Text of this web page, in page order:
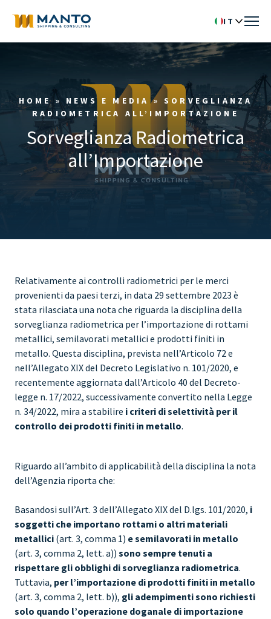
IT
HOME » NEWS E MEDIA »SORVEGLIANZA
RADIOMETRICA ALL’IMPORTAZIONE
Sorveglianza Radiometrica
all’Importazione
Relativamente ai controlli radiometrici per le merci
provenienti da paesi terzi, in data 29 settembre 2023 è
stata rilasciata una nota che riguarda la disciplina della
sorveglianza radiometrica per l’importazione di rottami
metallici, semilavorati metallici e prodotti finiti in
metallo. Questa disciplina, prevista nell’Articolo 72 e
nell’Allegato XIX del Decreto Legislativo n. 101/2020, e
recentemente aggiornata dall’Articolo 40 del Decreto-
legge n. 17/2022, successivamente convertito nella Legge
n. 34/2022, mira a stabilire i criteri di selettività per il
controllo dei prodotti finiti in metallo.
Riguardo all’ambito di applicabilità della disciplina la nota
dell’Agenzia riporta che:
Basandosi sull’Art. 3 dell’Allegato XIX del D.lgs. 101/2020, i
soggetti che importano rottami o altri materiali
metallici (art. 3, comma 1) e semilavorati in metallo
(art. 3, comma 2, lett. a)) sono sempre tenuti a
rispettare gli obblighi di sorveglianza radiometrica.
Tuttavia, per l’importazione di prodotti finiti in metallo
(art. 3, comma 2, lett. b)), gli adempimenti sono richiesti
solo quando l’operazione doganale di importazione